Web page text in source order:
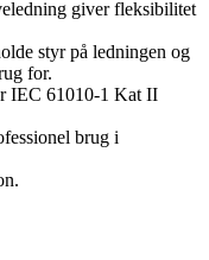
giver fleksibilitet
styr på ledningen og
for.
IEC 61010-1 Kat II
brug i